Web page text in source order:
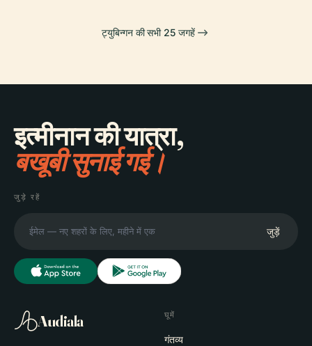
ट्युबिन्गन की सभी 25 जगहें
इत्मीनान की यात्रा,
बखूबी सुनाई गई।
जुड़े रहें
जुड़ें
Audiala घूमें
गंतव्य